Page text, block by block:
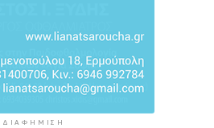
ΔΙΑΦΉΜΙΣΗ